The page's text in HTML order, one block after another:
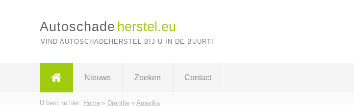
Autoschade herstel.eu
VIND AUTOSCHADEHERSTEL BIJ U IN DE BUURT!
Nieuws Zoeken Contact
U bent nu hier: Home» Drenthe» Amerika